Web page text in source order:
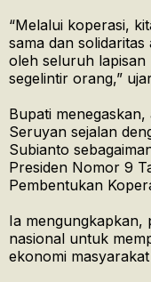
“Melalui koperasi,
sama dan
oleh seluruh
segelintir orang,”
Bupati
Seruyan sejalan
Subianto
Presiden Nomor 9
Pembentukan
Ia mengungkapkan,
nasional untuk
ekonomi